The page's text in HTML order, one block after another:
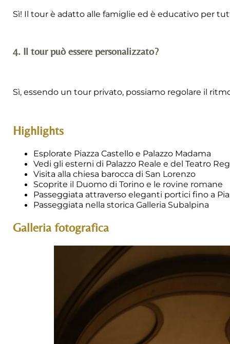
Sì! Il tour è adatto alle famiglie ed è educativo per
4. Il tour può essere personalizzato?
Sì, essendo un tour privato, possiamo regolare il
Highlights
Esplorate Piazza Castello e Palazzo Madama
Vedi gli esterni di Palazzo Reale e del Teatro
Visita alla chiesa barocca di San Lorenzo
Scoprite il Duomo di Torino e le rovine romane
Passeggiata attraverso eleganti portici fino a
Passeggiata nella storica Galleria Subalpina
Galleria fotografica